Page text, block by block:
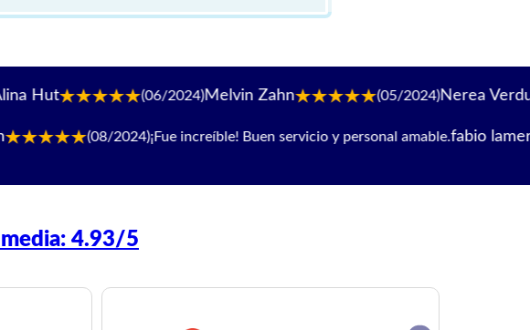
(06/2024)Melvin Zahn (05/2024)Nerea Verdugo Barrios
¡Fue increíble! Buen servicio y personal amable.fabio lamera (08/
4.93/5